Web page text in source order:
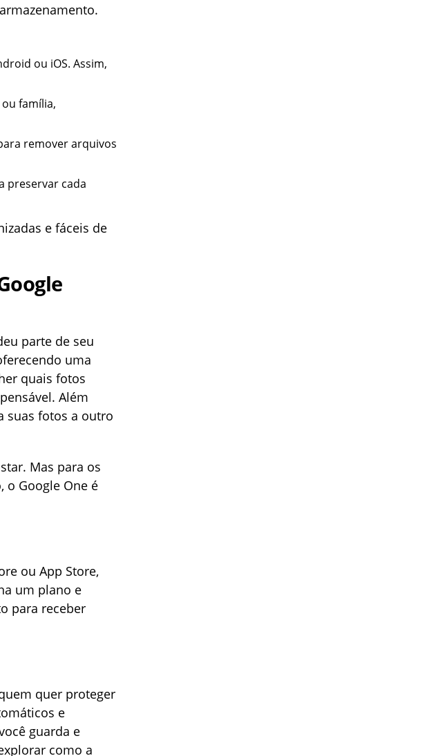
ou iOS. Assim,
família,
remover arquivos
preservar cada
e fáceis de
parte de seu
uma
quais fotos
Além
suas fotos a outro
Mas para os
Google One é
ou App Store,
um plano e
para receber
quer proteger
e
guarda e
como a